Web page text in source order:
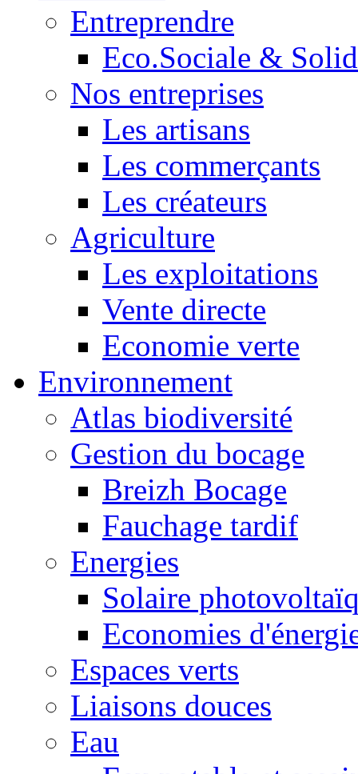
Entreprendre
Eco.Sociale &
Nos entreprises
Les artisans
Les commerçants
Les créateurs
Agriculture
Les exploitations
Vente directe
Economie verte
Environnement
Atlas biodiversité
Gestion du bocage
Breizh Bocage
Fauchage tardif
Energies
Solaire
Economies
Espaces verts
Liaisons douces
Eau